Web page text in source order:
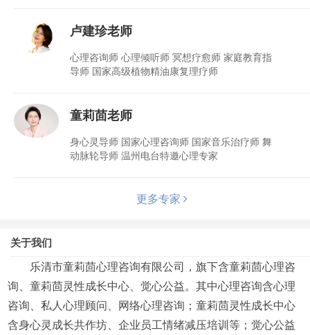
卢建珍老师
心理咨询师 心理倾听师 冥想疗愈师 家庭教育指
导师 国家高级植物精油康复理疗师
童莉茴老师
身心灵导师 国家心理咨询师 国家音乐治疗师 舞
动脉轮导师 温州电台特邀心理专家
更多专家
关于我们
乐清市童莉茴心理咨询有限公司，旗下含童莉茴心理咨
询、童莉茴灵性成长中心、觉心公益。其中心理咨询含心理
咨询、私人心理顾问、网络心理咨询；童莉茴灵性成长中心
含身心灵成长共作坊、企业员工情绪减压培训等；觉心公益